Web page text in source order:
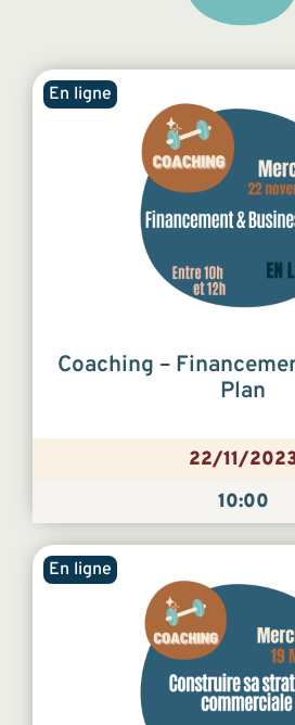
En ligne
Coaching –
Plan
22/11/
10:00
En ligne